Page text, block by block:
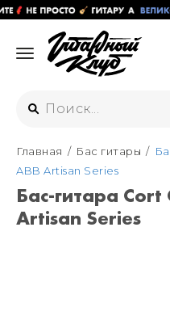
Интернет-
+7 (925) 125-
Москва
+7 (925) 176-
Главная Бас гитары
ABB Artisan Series
Бас-гитара Cort
Artisan Series